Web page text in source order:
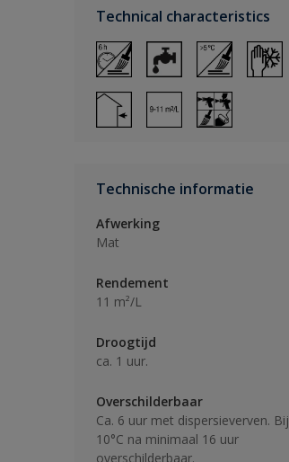
Technical characteristics
Technische informatie
Afwerking
Mat
Rendement
11 m²/L
Droogtijd
ca. 1 uur.
Overschilderbaar
Ca. 6 uur met dispersieverven. Bij
10°C na minimaal 16 uur
overschilderbaar.